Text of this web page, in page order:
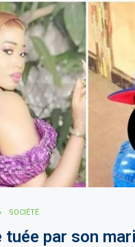
SOCIÉTÉ
tuée par son